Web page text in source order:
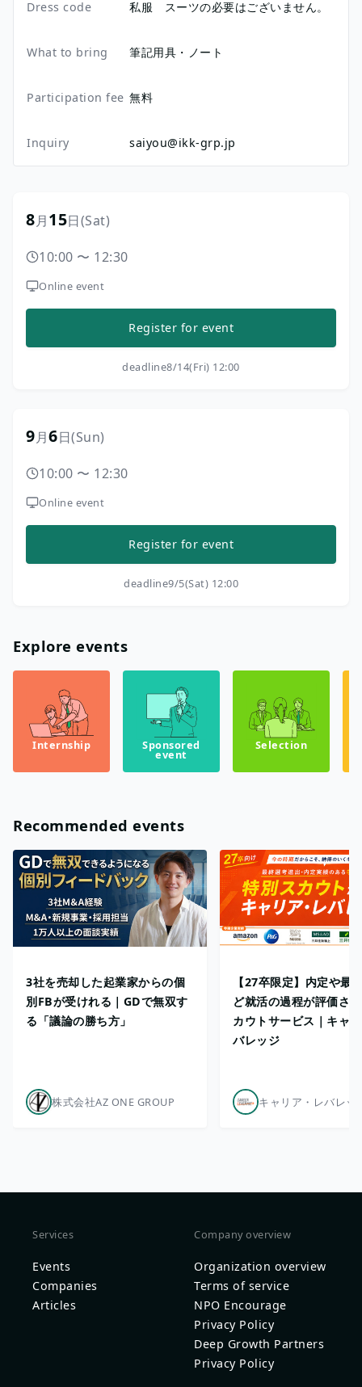
Dress code 私服 スーツの必要はございません。
What to bring 筆記用具・ノート
Participation fee 無料
Inquiry saiyou@ikk-grp.jp
Explore events
Internship Sponsored
event
Selection
Recommended events
3社を売却した起業家からの個
別FBが受けれる｜GDで無双す
る「議論の勝ち方」
株式会社AZ ONE GROUP
【27卒限定】内定や最
ど就活の過程が評価さ
カウトサービス｜キャ
バレッジ
8月15日(Sat)
10:00 〜 12:30
Online event
Register for event
deadline8/14(Fri) 12:00
9月6日(Sun)
10:00 〜 12:30
Online event
Register for event
deadline9/5(Sat) 12:00
Services
Events
Companies
Articles
Company overview
Organization overview
Terms of service
NPO Encourage
Privacy Policy
Deep Growth Partners
Privacy Policy